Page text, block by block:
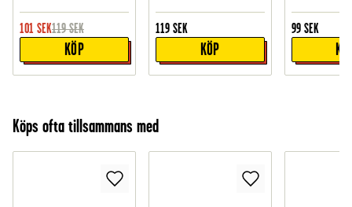
101 SEK119 SEK
KÖP
119 SEK
KÖP
99 SEK
Köps ofta tillsammans med